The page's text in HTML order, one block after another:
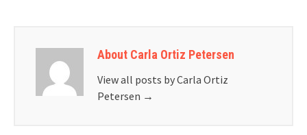
About Carla Ortiz Petersen
View all posts by Carla Ortiz
Petersen →